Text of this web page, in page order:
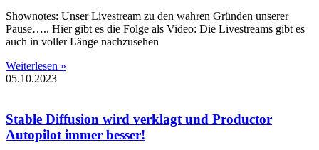
Shownotes: Unser Livestream zu den wahren Gründen unserer
Pause….. Hier gibt es die Folge als Video: Die Livestreams gibt es
auch in voller Länge nachzusehen
Weiterlesen »
05.10.2023
Stable Diffusion wird verklagt und Productor
Autopilot immer besser!